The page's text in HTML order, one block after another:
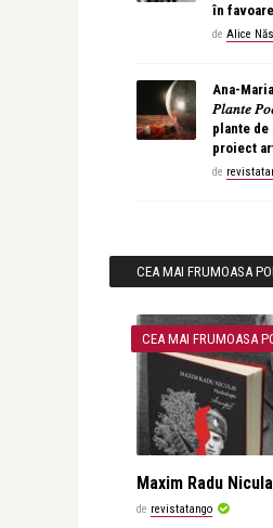
în
de Alice
Ana-
𝑃𝑙𝑎𝑛𝑡𝑒
plante de
proiect
de
CEA MAI FRUMOASA
CEA MAI FRUMOASA
Maxim Radu
de revistatango